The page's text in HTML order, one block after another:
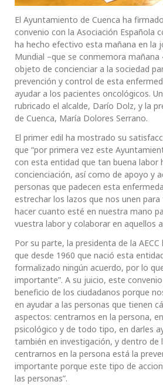
El Ayuntamiento de Cuenca ha
convenio con la Asociación Española
ha hecho efectivo esta mañana en la
Mundial –que se conmemora mañana
objeto de concienciar a la sociedad
prevención y control de esta
ayudar a los pacientes oncológicos.
rubricado el alcalde, Darío Dolz, y la
de Cuenca, María Dolores Serrano.
El primer edil ha mostrado su
que “por primera vez este
con esta entidad que tan buena labor
concienciación, así como de apoyo y
personas que padecen esta
estrechar los lazos que nos unen
hacer cuanto esté en nuestra mano
vuestra labor y colaborar en aquellos
Por su parte, la presidenta de la
que desde 1960 que nació esta
formalizado ningún acuerdo, por lo
importante”. A su juicio, este
beneficio de los ciudadanos porque
en ayudar a las personas que tienen
aspectos: centrarnos en la persona,
psicológico y de todo tipo, en darles
también en investigación, y dentro de
centrarnos en la persona está la
importante porque este tipo de
las personas”.